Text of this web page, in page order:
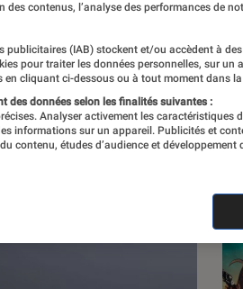
contenus, l’analyse des performances de
publicitaires (IAB) stockent et/ou accèdent à
pour traiter les données personnelles, sur un
en cliquant ci-dessous ou à tout moment dans la
des données selon les finalités suivantes :
Analyser activement les caractéristiques
informations sur un appareil. Publicités et
contenu, études d’audience et développement